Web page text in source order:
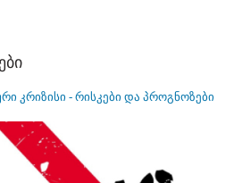
კრიზისი - რისკები და პროგნოზები